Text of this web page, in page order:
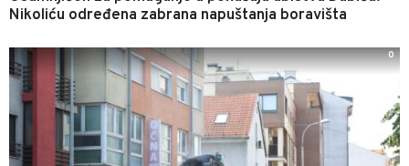
Nikoliću određena zabrana napuštanja boravišta
0